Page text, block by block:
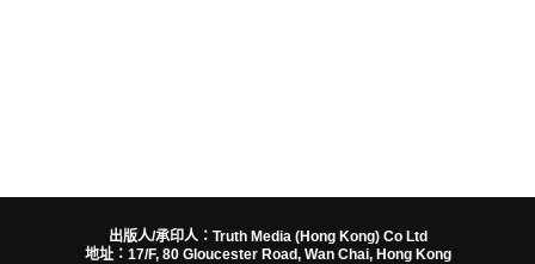
出版人/承印人：Truth Media (Hong Kong) Co Ltd
地址：17/F, 80 Gloucester Road, Wan Chai, Hong Kong